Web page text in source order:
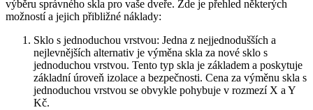
výběru správného⁤ skla pro vaše ‌dveře. Zde je přehled ‍některých
možností a jejich přibližné náklady:
Sklo s jednoduchou vrstvou: Jedna ⁤z nejjednodušších a
nejlevnějších alternativ‍ je výměna skla za nové sklo s
jednoduchou vrstvou. Tento typ skla je základem ⁤a poskytuje
základní ‍úroveň⁣ izolace ‌a bezpečnosti. Cena za výměnu skla s
jednoduchou vrstvou se obvykle pohybuje v rozmezí X a Y
Kč.